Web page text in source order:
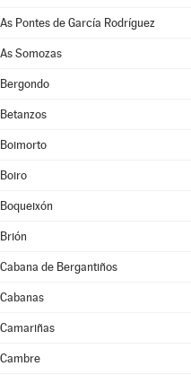
As Pontes de García Rodríguez
As Somozas
Bergondo
Betanzos
Boimorto
Boiro
Boqueixón
Brión
Cabana de Bergantiños
Cabanas
Camariñas
Cambre